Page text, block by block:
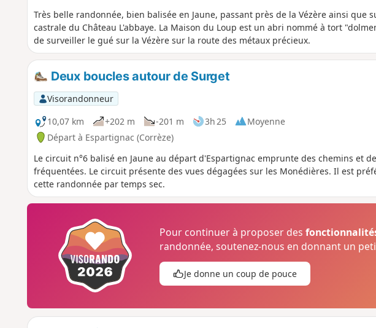
Très belle randonnée, bien balisée en Jaune, passant près de la Vézère ainsi que
castrale du Château L'abbaye. La Maison du Loup est un abri nommé à tort
de surveiller le gué sur la Vézère sur la route des métaux précieux.
Deux boucles autour de Surget
Visorandonneur
10,07 km
+202 m -201 m 3h 25
Moyenne
Départ à Espartignac (Corrèze)
Le circuit n°6 balisé en Jaune au départ d'Espartignac emprunte des chemins et
fréquentées. Le circuit présente des vues dégagées sur les Monédières. Il est
cette randonnée par temps sec.
Pour continuer à proposer des
randonnée, soutenez-nous en donnant un
Je donne un coup de pouce